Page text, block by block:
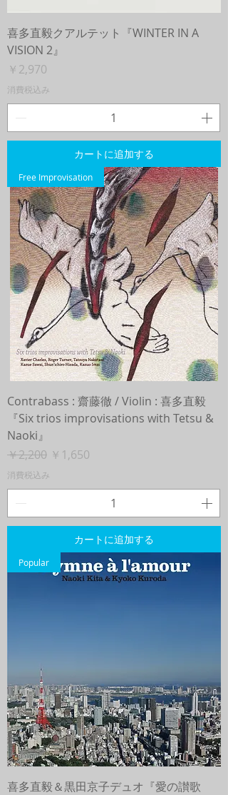
喜多直毅クアルテット『WINTER IN A
VISION 2』
価格
￥2,970
消費税込み
カートに追加する
Free Improvisation
Contrabass : 齋藤徹 / Violin : 喜多直毅
『Six trios improvisations with Tetsu &
Naoki』
通常価格
￥2,200 セール価格
￥1,650
消費税込み
カートに追加する
Popular
喜多直毅＆黒田京子デュオ『愛の讃歌